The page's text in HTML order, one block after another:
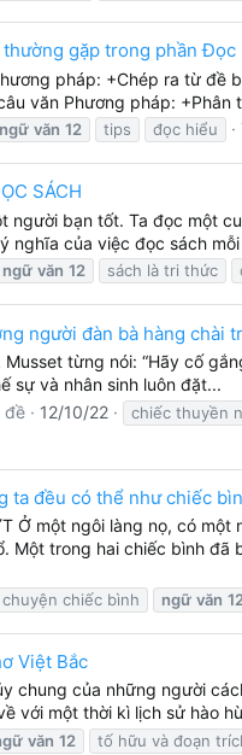
gặp trong phần Đọc
pháp: +Chép ra từ
văn Phương pháp:
ngữ văn 12 tips đọc hiểu
SÁCH
người bạn tốt. Ta đọc một
nghĩa của việc đọc sách
ngữ văn 12 sách là tri thức
người đàn bà hàng chài
từng nói: “Hãy cố
sự và nhân sinh luôn đặt...
đề 12/10/22 chiếc thuyền
ta đều có thể như chiếc
Ở một ngôi làng nọ, có
Một trong hai chiếc bình
chuyện chiếc bình ngữ văn 12
Việt Bắc
chung của những người
với một thời kì lịch sử hào
văn 12 tố hữu và đoạn